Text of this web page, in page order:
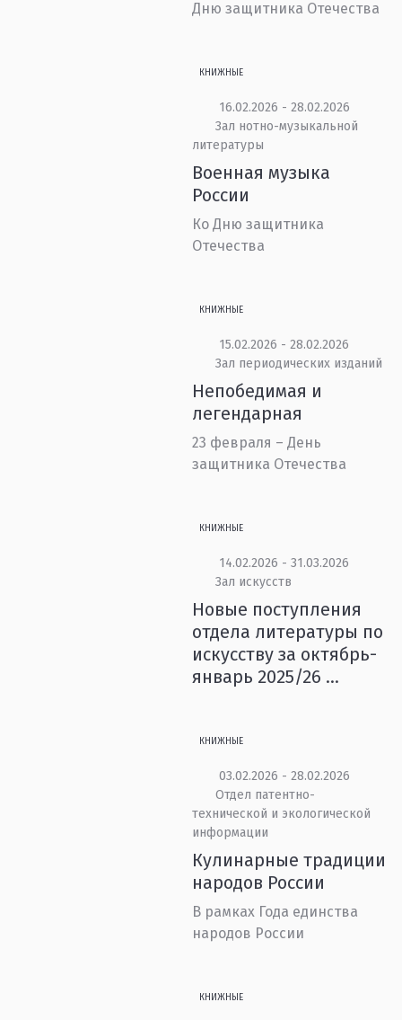
Дню защитника Отечества
КНИЖНЫЕ
16.02.2026 - 28.02.2026
Зал нотно-музыкальной
литературы
Военная музыка
России
Ко Дню защитника
Отечества
КНИЖНЫЕ
15.02.2026 - 28.02.2026
Зал периодических изданий
Непобедимая и
легендарная
23 февраля – День
защитника Отечества
КНИЖНЫЕ
14.02.2026 - 31.03.2026
Зал искусств
Новые поступления
отдела литературы по
искусству за октябрь-
январь 2025/26 ...
КНИЖНЫЕ
03.02.2026 - 28.02.2026
Отдел патентно-
технической и экологической
информации
Кулинарные традиции
народов России
В рамках Года единства
народов России
КНИЖНЫЕ